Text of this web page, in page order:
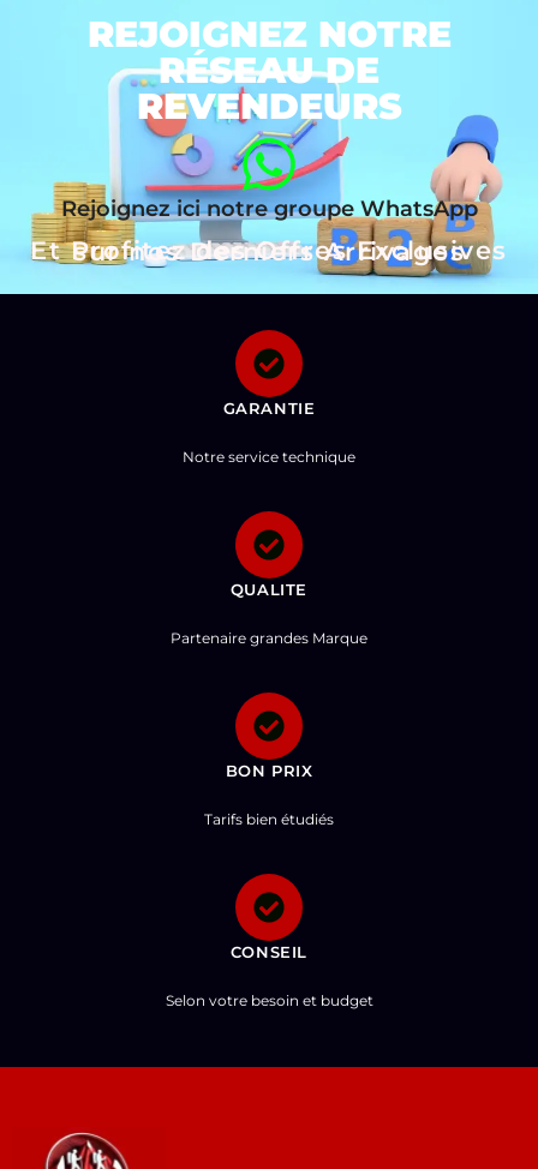
REJOIGNEZ NOTRE
RÉSEAU DE
REVENDEURS
Rejoignez ici notre groupe WhatsApp
Et Profitez des Offres Exclusives sur nos Derniers Arrivages
GARANTIE
Notre service technique
QUALITE
Partenaire grandes Marque
BON PRIX
Tarifs bien étudiés
CONSEIL
Selon votre besoin et budget